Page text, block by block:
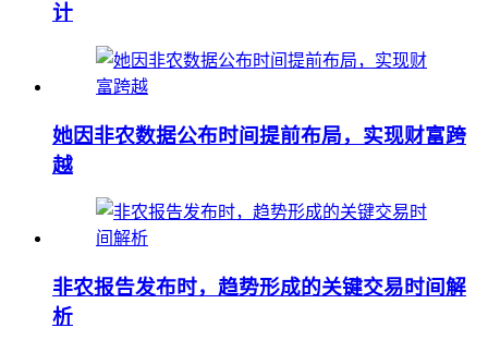
计
她因非农数据公布时间提前布局，实现财富跨
越
非农报告发布时，趋势形成的关键交易时间解
析